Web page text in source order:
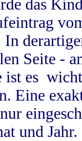
das
Seite -
ist es
Eine
und Jahr.